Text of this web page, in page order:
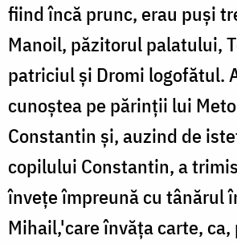
fiind încă prunc, erau puși
Manoil, păzitorul palatului,
patriciul și Dromi logofătul.
cunoștea pe părinții lui
Constantin și, auzind de
copilului Constantin, a
învețe împreună cu tânărul
Mihail,'care învăța carte,